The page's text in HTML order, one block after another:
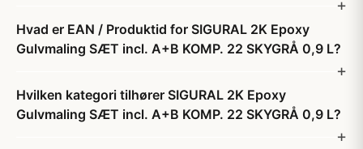
Hvad er EAN / Produktid for SIGURAL 2K Epoxy
Gulvmaling SÆT incl. A+B KOMP. 22 SKYGRÅ 0,9 L?
Hvilken kategori tilhører SIGURAL 2K Epoxy
Gulvmaling SÆT incl. A+B KOMP. 22 SKYGRÅ 0,9 L?